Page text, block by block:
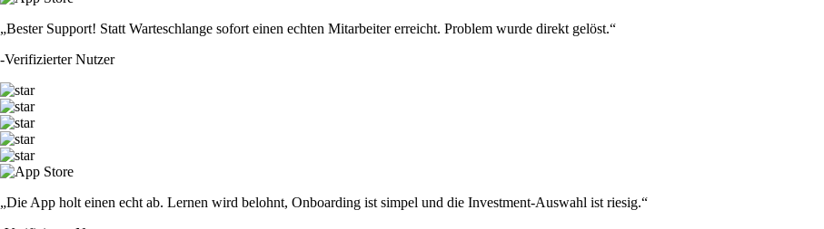
„Bester Support! Statt Warteschlange sofort einen echten Mitarbeiter erreicht. Problem wurde direkt gelöst.“
-Verifizierter Nutzer
„Die App holt einen echt ab. Lernen wird belohnt, Onboarding ist simpel und die Investment-Auswahl ist riesig.“